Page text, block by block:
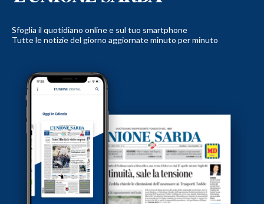
Sfoglia il quotidiano online e sul tuo smartphone
Tutte le notizie del giorno aggiornate minuto per minuto